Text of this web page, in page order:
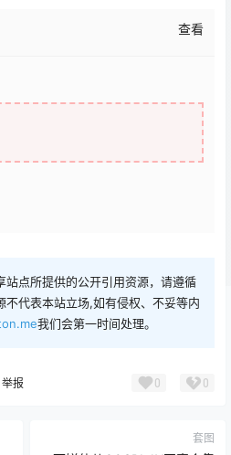
查看
站点所提供的公开引用资源，请遵循
不代表本站立场,如有侵权、不妥等内
我们会第一时间处理。
举报 0 0
套图